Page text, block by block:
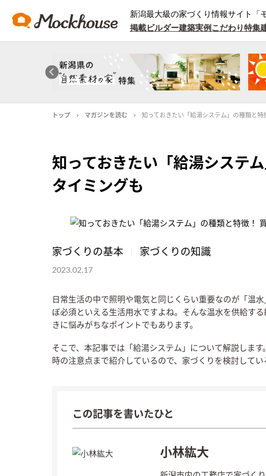
新潟最大級の家づくり情報サイト「
掲載ビルダー建築実例 こだわり特集
トップ マガジンを読む 知っておきたい「給湯システム」の種類と特
知っておきたい「給湯システ
タイミングも
家づくりの基本 家づくりの知識
2023.02.17
日常生活の中で照明や電気と同じくらい重要なのが「温
ぼ必須といえる生活用水ですよね。そんな温水を供給す
きに悩みがちなポイントでもあります。
そこで、本記事では「給湯システム」について解説しま
時の注意点まで紹介しているので、家づくりを検討して
この記事を書いたひと
小林紘大